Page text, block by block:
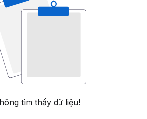
tìm thấy dữ liệu!